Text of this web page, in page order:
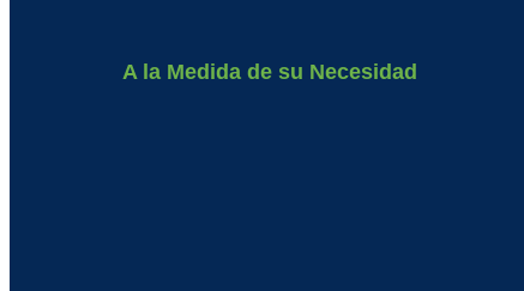
A la Medida de su Necesidad